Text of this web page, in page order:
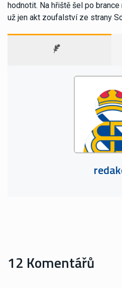
hodnotit. Na hřiště šel po
už jen akt zoufalství ze strany
12 Komentářů